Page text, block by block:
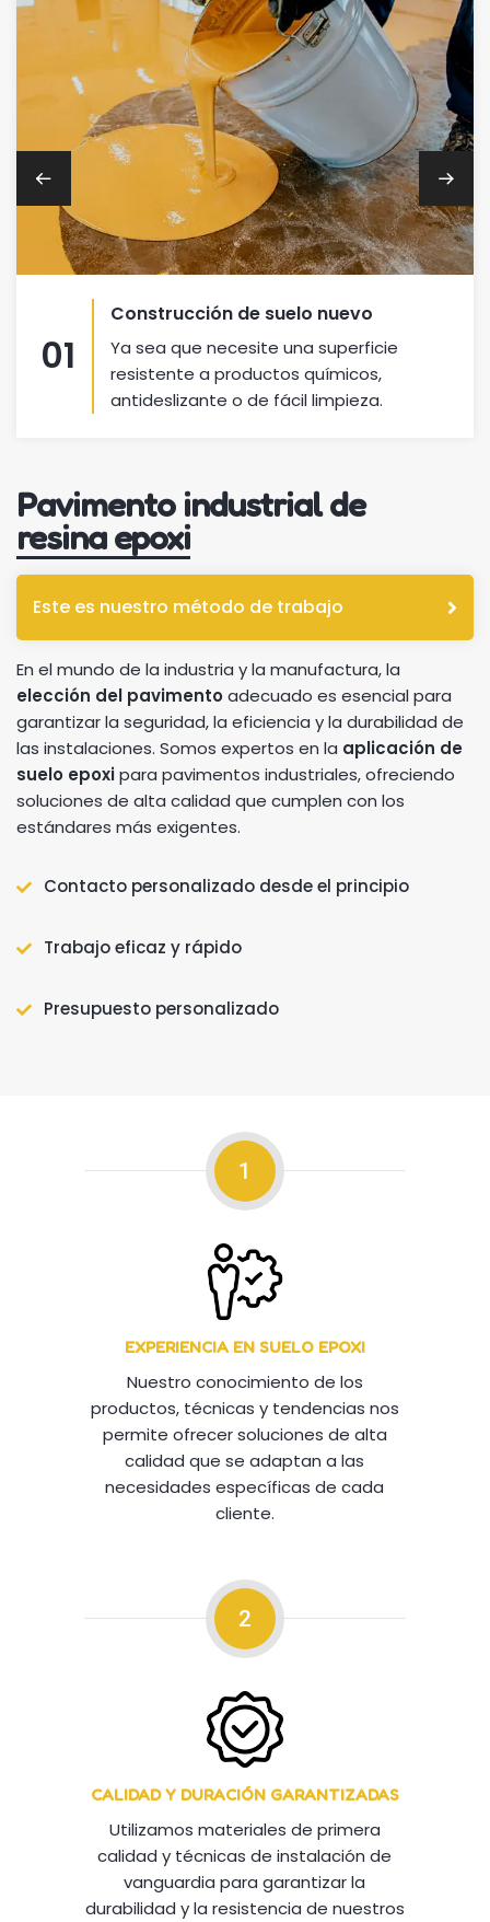
01
Construcción de suelo nuevo
Ya sea que necesite una superficie
resistente a productos químicos,
antideslizante o de fácil limpieza.
Pavimento industrial de
resina epoxi
Este es nuestro método de trabajo
En el mundo de la industria y la manufactura, la
elección del pavimentoadecuado es esencial para
garantizar la seguridad, la eficiencia y la durabilidad de
las instalaciones. Somos expertos en la aplicación de
suelo epoxipara pavimentos industriales, ofreciendo
soluciones de alta calidad que cumplen con los
estándares más exigentes.
Contacto personalizado desde el principio
Trabajo eficaz y rápido
Presupuesto personalizado
1
EXPERIENCIA EN SUELO EPOXI
Nuestro conocimiento de los
productos, técnicas y tendencias nos
permite ofrecer soluciones de alta
calidad que se adaptan a las
necesidades específicas de cada
cliente.
2
CALIDAD Y DURACIÓN GARANTIZADAS
Utilizamos materiales de primera
calidad y técnicas de instalación de
vanguardia para garantizar la
durabilidad y la resistencia de nuestros